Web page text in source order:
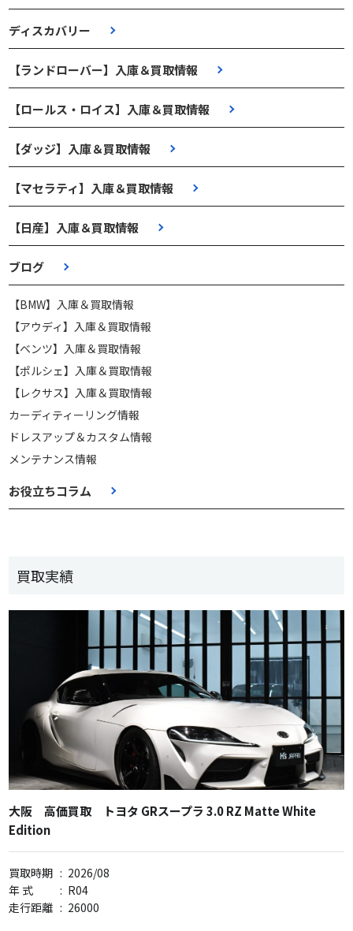
ディスカバリー
【ランドローバー】入庫＆買取情報
【ロールス・ロイス】入庫＆買取情報
【ダッジ】入庫＆買取情報
【マセラティ】入庫＆買取情報
【日産】入庫＆買取情報
ブログ
【BMW】入庫＆買取情報
【アウディ】入庫＆買取情報
【ベンツ】入庫＆買取情報
【ポルシェ】入庫＆買取情報
【レクサス】入庫＆買取情報
カーディティーリング情報
ドレスアップ＆カスタム情報
メンテナンス情報
お役立ちコラム
買取実績
大阪 高価買取 トヨタ GRスープラ 3.0 RZ Matte White
Edition
買取時期 : 2026/08
年 式
: R04
走行距離 : 26000